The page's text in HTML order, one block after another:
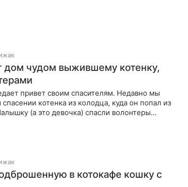
дом чудом выжившему котенку,
привет своим спасителям. Недавно мы
котенка из колодца, куда он попал из
(а это девочка) спасли волонтеры
в котокафе кошку с